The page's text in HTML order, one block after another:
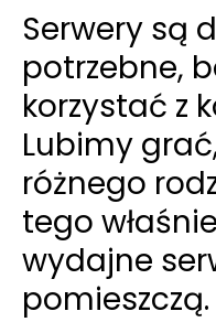
Serwery są
potrzebne,
korzystać z
Lubimy
różnego
tego
wydajne
pomieszczą.